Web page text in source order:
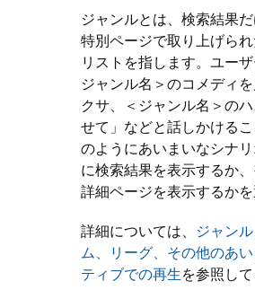
ジャンルとは、検索結果
特別ページで取り上げら
リストを指します。ユー
ジャンル名＞のコメディ
クサ、＜ジャンル名＞の
せて」などと話しかける
のようにあいまいなシナ
に検索結果を表示するか
詳細ページを表示するかを
詳細については、 ジャン
ム、リーグ、その他のあ
ティブでの再生を参照して